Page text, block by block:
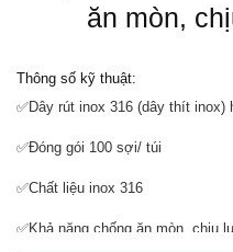
ăn mòn,
Thông số kỹ thuật:
✅Dây rút inox 316 (dây thít inox)
✅Đóng gói 100 sợi/ túi
✅Chất liệu inox 316
✅Khả năng chống ăn mòn, chịu